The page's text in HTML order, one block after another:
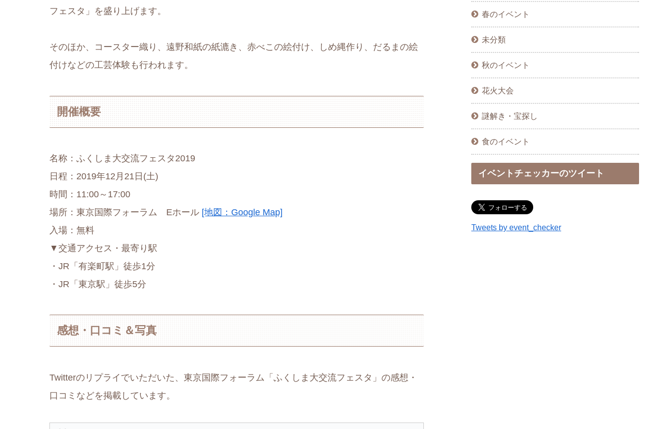
フェスタ」を盛り上げます。
そのほか、コースター織り、遠野和紙の紙漉き、赤べこの絵付け、しめ縄作り、だるまの絵
付けなどの工芸体験も行われます。
開催概要
名称：ふくしま大交流フェスタ2019
日程：2019年12月21日(土)
時間：11:00～17:00
場所：東京国際フォーラム Eホール [地図：Google Map]
入場：無料
▼交通アクセス・最寄り駅
・JR「有楽町駅」徒歩1分
・JR「東京駅」徒歩5分
感想・口コミ＆写真
Twitterのリプライでいただいた、東京国際フォーラム「ふくしま大交流フェスタ」の感想・
口コミなどを掲載しています。
春のイベント
未分類
秋のイベント
花火大会
謎解き・宝探し
食のイベント
イベントチェッカーのツイート
Tweets by event_checker